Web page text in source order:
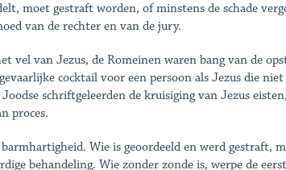
moet gestraft worden, of minstens de schade
van de rechter en van de jury.
vel van Jezus, de Romeinen waren bang van de
cocktail voor een persoon als Jezus die
Joodse schriftgeleerden de kruisiging van Jezus
proces.
Wie is geoordeeld en werd gestraft,
behandeling. Wie zonder zonde is, werpe de